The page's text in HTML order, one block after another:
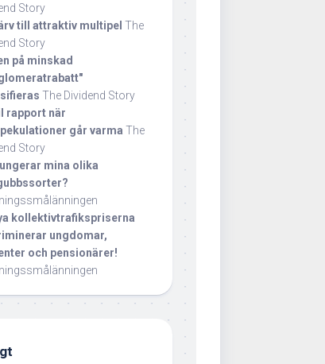
Story
till attraktiv multipel The
Story
på minskad
The Dividend Story
rapport när
går varma The
Story
mina olika
kollektivtrafikspriserna
ungdomar,
och pensionärer!